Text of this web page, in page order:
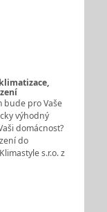
bude pro Vaše
výhodný
domácnost?
do
s.r.o. z